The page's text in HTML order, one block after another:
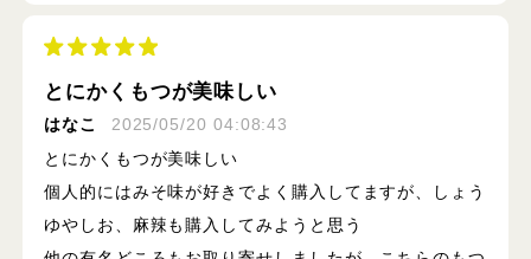
とにかくもつが美味しい
はなこ
2025/05/20 04:08:43
とにかくもつが美味しい
個人的にはみそ味が好きでよく購入してますが、しょう
ゆやしお、麻辣も購入してみようと思う